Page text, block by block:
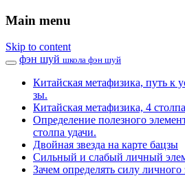
Main menu
Skip to content
фэн шуй школа фэн шуй
Китайская метафизика, путь к
зы.
Китайская метафизика, 4
Определение полезного
столпа удачи.
Двойная звезда на карте бацзы
Сильный и слабый личный
Зачем определять силу